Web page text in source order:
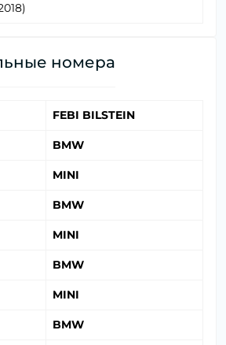
номера
FEBI BILSTEIN
BMW
MINI
BMW
MINI
BMW
MINI
BMW